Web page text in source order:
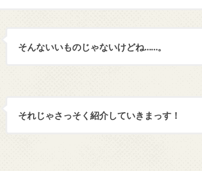
そんないいものじゃないけどね……。
それじゃさっそく紹介していきまっす！